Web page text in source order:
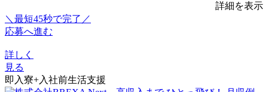
詳細を表示
＼最短45秒で完了／
応募へ進む
詳しく
見る
即入寮+入社前生活支援